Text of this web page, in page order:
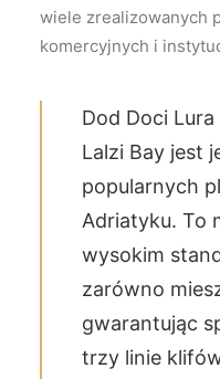
wiele zrealizowanych
komercyjnych i
Dod Doci Lura
Lalzi Bay jest
popularnych
Adriatyku. To
wysokim
zarówno
gwarantując
trzy linie